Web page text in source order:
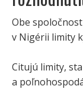
Obe
v Nigérii limity
Citujú limity,
a